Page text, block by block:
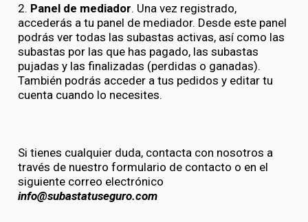
2. Panel de mediador. Una vez registrado,
accederás a tu panel de mediador. Desde este panel
podrás ver todas las subastas activas, así como las
subastas por las que has pagado, las subastas
pujadas y las finalizadas (perdidas o ganadas).
También podrás acceder a tus pedidos y editar tu
cuenta cuando lo necesites.
Si tienes cualquier duda, contacta con nosotros a
través de nuestro formulario de contacto o en el
siguiente correo electrónico
info@subastatuseguro.com